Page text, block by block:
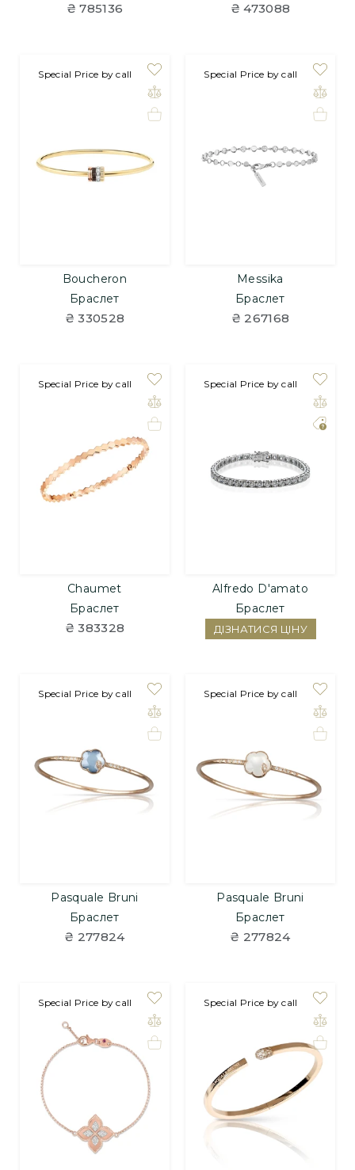
₴ 785136 ₴ 473088
Special Price by call
Boucheron
Браслет
₴ 330528
Special Price by call
Messika
Браслет
₴ 267168
Special Price by call
Chaumet
Браслет
₴ 383328
Special Price by call
Alfredo D'amato
Браслет
ДІЗНАТИСЯ ЦІНУ
Special Price by call
Pasquale Bruni
Браслет
₴ 277824
Special Price by call
Pasquale Bruni
Браслет
₴ 277824
Special Price by call Special Price by call